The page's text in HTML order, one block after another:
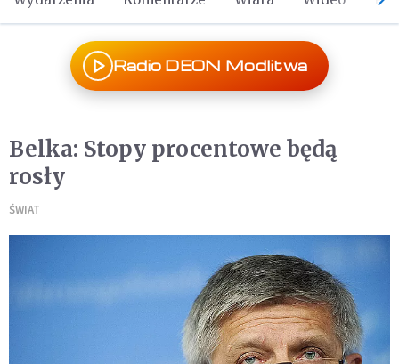
Radio DEON Modlitwa
Belka: Stopy procentowe będą
rosły
ŚWIAT